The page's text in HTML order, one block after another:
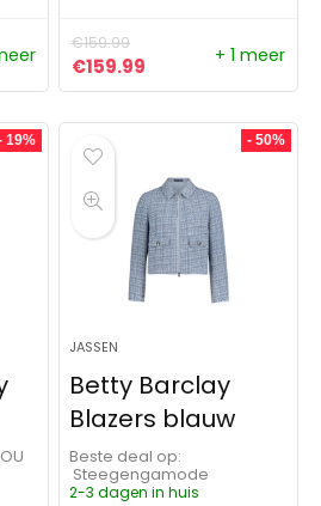
was: €109.99.
is: €54.99.
€159.99
Oorspronkelijke prijs was:
€159.99 Huidige prijs is:
+ 1 meer
19% - 50%
JASSEN
Betty Barclay
Blazers blauw
Beste deal op:
Steegengamode
2-3 dagen in huis